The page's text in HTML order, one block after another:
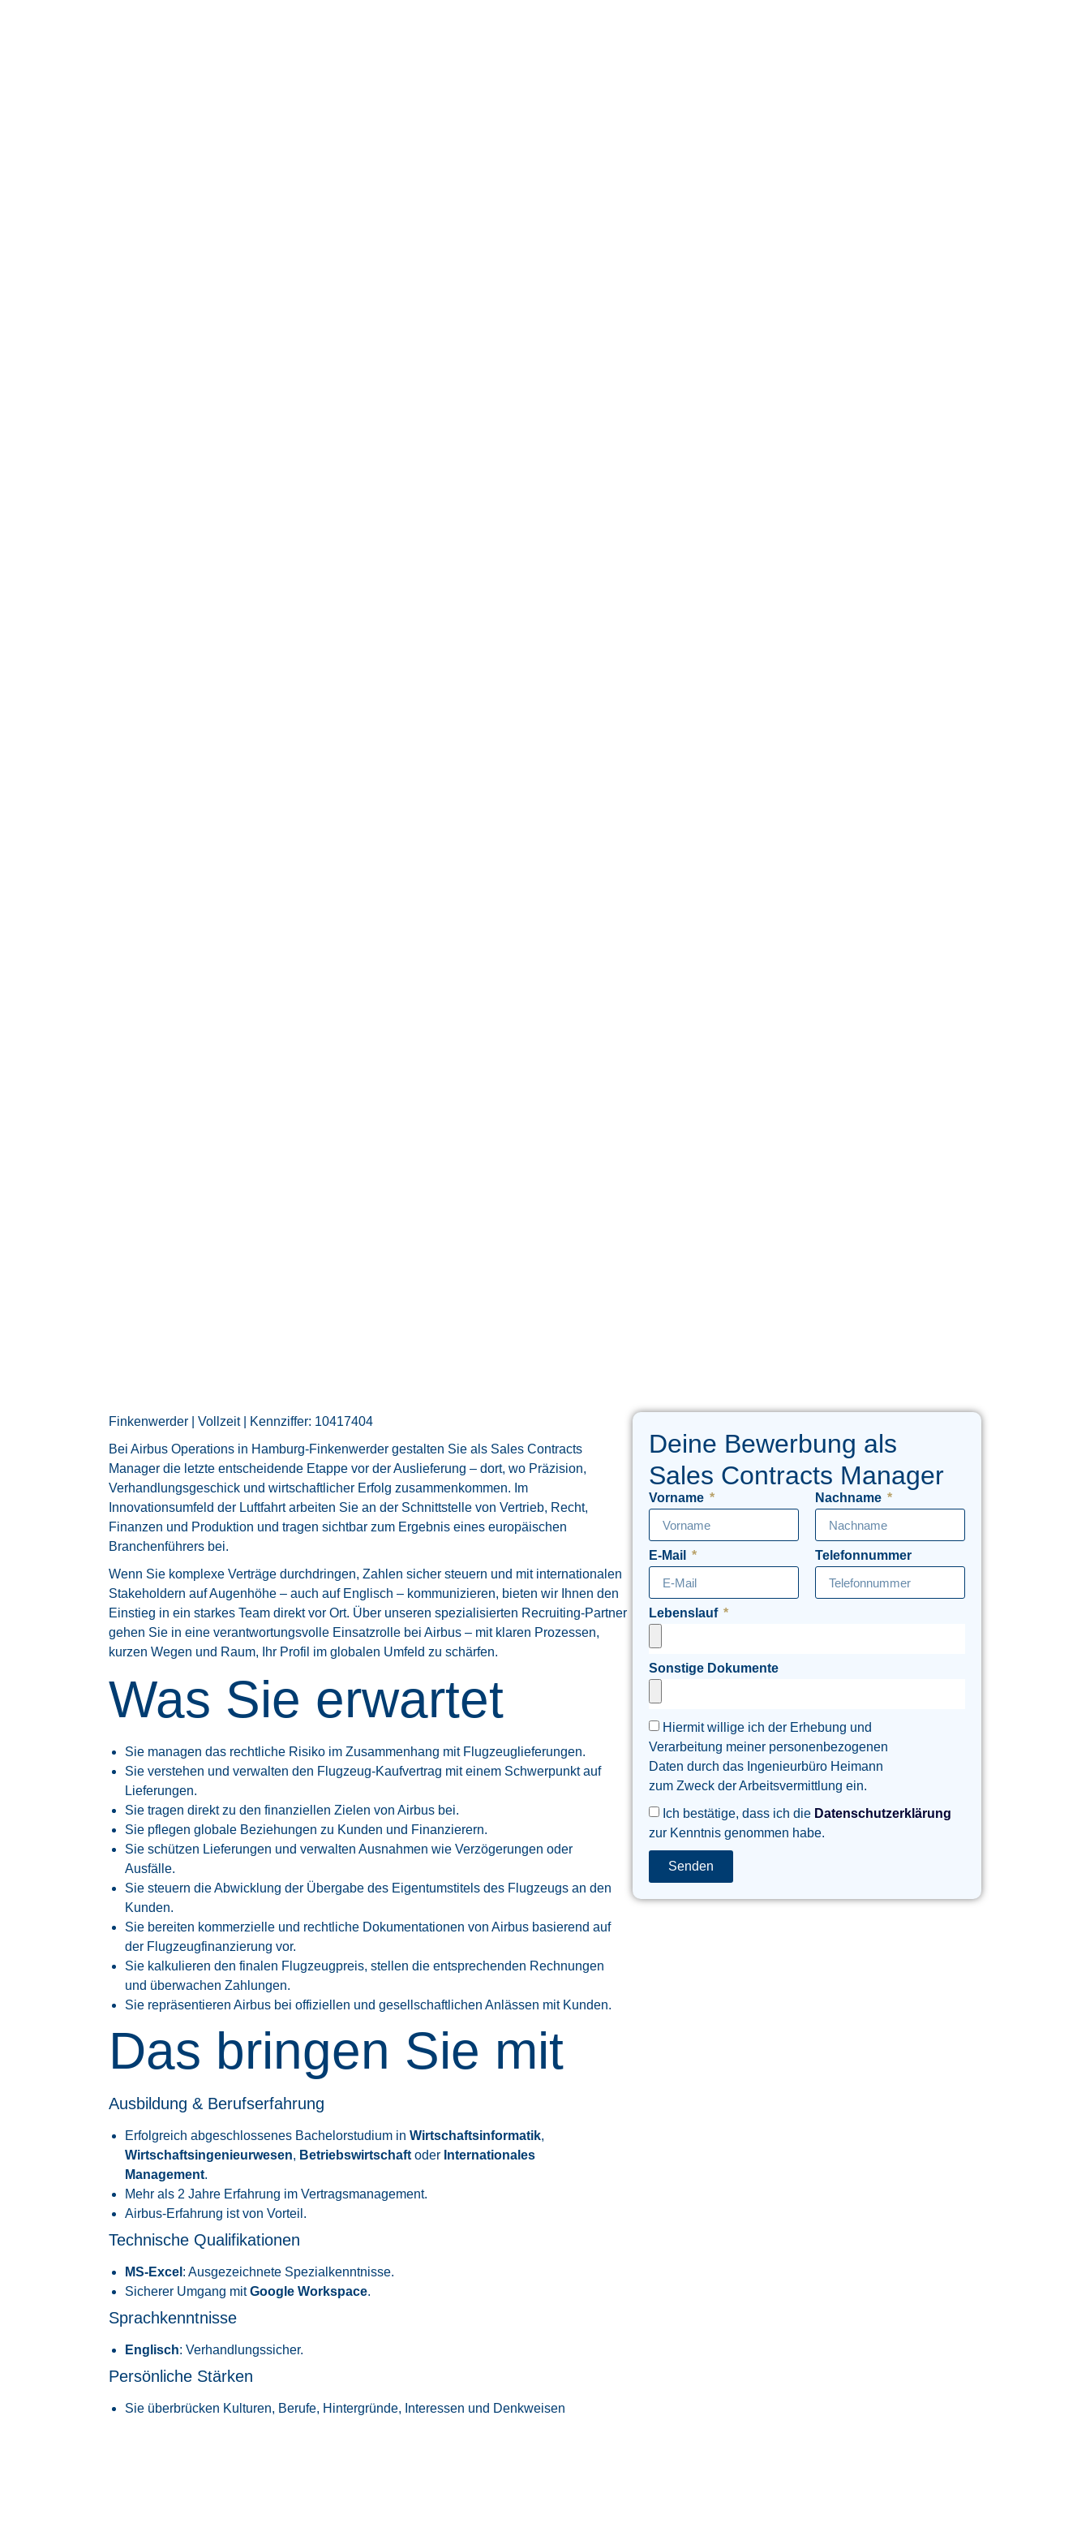
Finkenwerder | Vollzeit | Kennziffer: 10417404
Bei Airbus Operations in Hamburg-Finkenwerder gestalten Sie als Sales Contracts
Manager die letzte entscheidende Etappe vor der Auslieferung – dort, wo Präzision,
Verhandlungsgeschick und wirtschaftlicher Erfolg zusammenkommen. Im
Innovationsumfeld der Luftfahrt arbeiten Sie an der Schnittstelle von Vertrieb, Recht,
Finanzen und Produktion und tragen sichtbar zum Ergebnis eines europäischen
Branchenführers bei.
Wenn Sie komplexe Verträge durchdringen, Zahlen sicher steuern und mit internationalen
Stakeholdern auf Augenhöhe – auch auf Englisch – kommunizieren, bieten wir Ihnen den
Einstieg in ein starkes Team direkt vor Ort. Über unseren spezialisierten Recruiting-Partner
gehen Sie in eine verantwortungsvolle Einsatzrolle bei Airbus – mit klaren Prozessen,
kurzen Wegen und Raum, Ihr Profil im globalen Umfeld zu schärfen.
Was Sie erwartet
Sie managen das rechtliche Risiko im Zusammenhang mit Flugzeuglieferungen.
Sie verstehen und verwalten den Flugzeug-Kaufvertrag mit einem Schwerpunkt auf
Lieferungen.
Sie tragen direkt zu den finanziellen Zielen von Airbus bei.
Sie pflegen globale Beziehungen zu Kunden und Finanzierern.
Sie schützen Lieferungen und verwalten Ausnahmen wie Verzögerungen oder
Ausfälle.
Sie steuern die Abwicklung der Übergabe des Eigentumstitels des Flugzeugs an den
Kunden.
Sie bereiten kommerzielle und rechtliche Dokumentationen von Airbus basierend auf
der Flugzeugfinanzierung vor.
Sie kalkulieren den finalen Flugzeugpreis, stellen die entsprechenden Rechnungen
und überwachen Zahlungen.
Sie repräsentieren Airbus bei offiziellen und gesellschaftlichen Anlässen mit Kunden.
Das bringen Sie mit
Ausbildung & Berufserfahrung
Erfolgreich abgeschlossenes Bachelorstudium inWirtschaftsinformatik,
Wirtschaftsingenieurwesen, Betriebswirtschaft oder Internationales
Management.
Mehr als 2 Jahre Erfahrung im Vertragsmanagement.
Airbus-Erfahrung ist von Vorteil.
Technische Qualifikationen
MS-Excel : Ausgezeichnete Spezialkenntnisse.
Sicherer Umgang mitGoogle Workspace.
Sprachkenntnisse
Englisch: Verhandlungssicher.
Persönliche Stärken
Sie überbrücken Kulturen, Berufe, Hintergründe, Interessen und Denkweisen
Deine Bewerbung als
Sales Contracts Manager
Vorname Nachname
E-Mail Telefonnummer
Lebenslauf
Sonstige Dokumente
Hiermit willige ich der Erhebung und
Verarbeitung meiner personenbezogenen
Daten durch das Ingenieurbüro Heimann
zum Zweck der Arbeitsvermittlung ein.
Ich bestätige, dass ich die Datenschutzerklärung
zur Kenntnis genommen habe.
Senden